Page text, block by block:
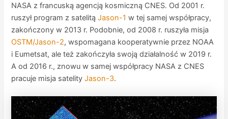
NASA z francuską agencją kosmiczną CNES. Od 2001 r.
ruszył program z satelitąJason-1 w tej samej współpracy,
zakończony w 2013 r. Podobnie, od 2008 r. ruszyła misja
OSTM/Jason-2, wspomagana kooperatywnie przez NOAA
i Eumetsat, ale też zakończyła swoją działalność w 2019 r.
A od 2016 r., znowu w samej współpracy NASA z CNES
pracuje misja satelityJason-3.